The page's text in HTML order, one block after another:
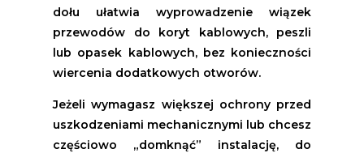
dołu ułatwia wyprowadzenie wiązek
przewodów do koryt kablowych, peszli
lub opasek kablowych, bez konieczności
wiercenia dodatkowych otworów.
Jeżeli wymagasz większej ochrony przed
uszkodzeniami mechanicznymi lub chcesz
częściowo „domknąć” instalację, do